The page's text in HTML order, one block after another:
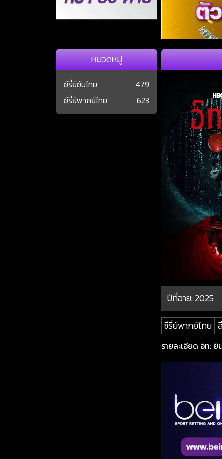
ปีที่ฉาย:2025
ซีรี่ย์พากย์ไทย
รายละเอียด อิท:
หมวดหมู่
ซีรี่ย์ซับไทย
479
ซีรี่ย์พากย์ไทย
623